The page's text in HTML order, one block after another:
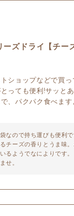
ーズドライ【チー
ショップなどで買っ
っても便利!サッとあ
、パクパク食べま
なので持ち運びも便利
チーズの香りとうま味
るようでなによりです
せ。